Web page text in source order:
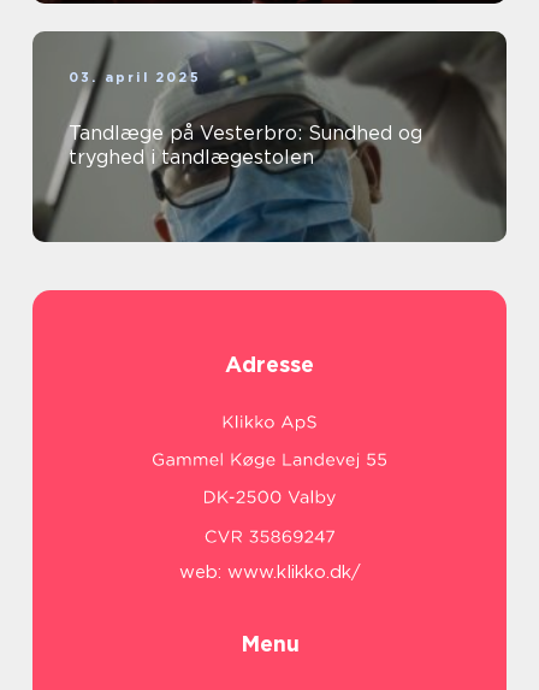
03. april 2025
Tandlæge på Vesterbro: Sundhed og
tryghed i tandlægestolen
Adresse
web: www.klikko.dk/
Menu